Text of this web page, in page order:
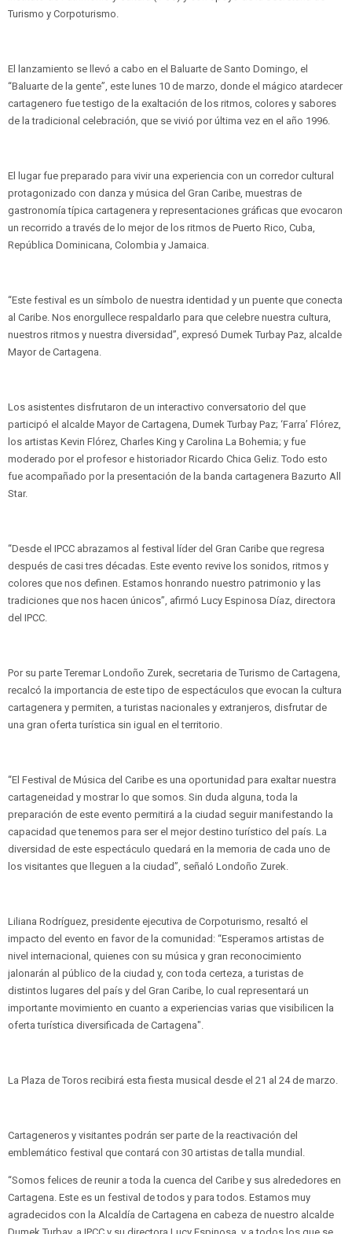
Turismo y Corpoturismo.
El lanzamiento se llevó a cabo en el Baluarte de Santo Domingo, el
“Baluarte de la gente”, este lunes 10 de marzo, donde el mágico atardecer
cartagenero fue testigo de la exaltación de los ritmos, colores y sabores
de la tradicional celebración, que se vivió por última vez en el año 1996.
El lugar fue preparado para vivir una experiencia con un corredor cultural
protagonizado con danza y música del Gran Caribe, muestras de
gastronomía típica cartagenera y representaciones gráficas que evocaron
un recorrido a través de lo mejor de los ritmos de Puerto Rico, Cuba,
República Dominicana, Colombia y Jamaica.
“Este festival es un símbolo de nuestra identidad y un puente que conecta
al Caribe. Nos enorgullece respaldarlo para que celebre nuestra cultura,
nuestros ritmos y nuestra diversidad”, expresó Dumek Turbay Paz, alcalde
Mayor de Cartagena.
Los asistentes disfrutaron de un interactivo conversatorio del que
participó el alcalde Mayor de Cartagena, Dumek Turbay Paz; ‘Farra’ Flórez,
los artistas Kevin Flórez, Charles King y Carolina La Bohemia; y fue
moderado por el profesor e historiador Ricardo Chica Geliz. Todo esto
fue acompañado por la presentación de la banda cartagenera Bazurto All
Star.
“Desde el IPCC abrazamos al festival líder del Gran Caribe que regresa
después de casi tres décadas. Este evento revive los sonidos, ritmos y
colores que nos definen. Estamos honrando nuestro patrimonio y las
tradiciones que nos hacen únicos”, afirmó Lucy Espinosa Díaz, directora
del IPCC.
Por su parte Teremar Londoño Zurek, secretaria de Turismo de Cartagena,
recalcó la importancia de este tipo de espectáculos que evocan la cultura
cartagenera y permiten, a turistas nacionales y extranjeros, disfrutar de
una gran oferta turística sin igual en el territorio.
“El Festival de Música del Caribe es una oportunidad para exaltar nuestra
cartageneidad y mostrar lo que somos. Sin duda alguna, toda la
preparación de este evento permitirá a la ciudad seguir manifestando la
capacidad que tenemos para ser el mejor destino turístico del país. La
diversidad de este espectáculo quedará en la memoria de cada uno de
los visitantes que lleguen a la ciudad”, señaló Londoño Zurek.
Liliana Rodríguez, presidente ejecutiva de Corpoturismo, resaltó el
impacto del evento en favor de la comunidad: “Esperamos artistas de
nivel internacional, quienes con su música y gran reconocimiento
jalonarán al público de la ciudad y, con toda certeza, a turistas de
distintos lugares del país y del Gran Caribe, lo cual representará un
importante movimiento en cuanto a experiencias varias que visibilicen la
oferta turística diversificada de Cartagena".
La Plaza de Toros recibirá esta fiesta musical desde el 21 al 24 de marzo.
Cartageneros y visitantes podrán ser parte de la reactivación del
emblemático festival que contará con 30 artistas de talla mundial.
“Somos felices de reunir a toda la cuenca del Caribe y sus alrededores en
Cartagena. Este es un festival de todos y para todos. Estamos muy
agradecidos con la Alcaldía de Cartagena en cabeza de nuestro alcalde